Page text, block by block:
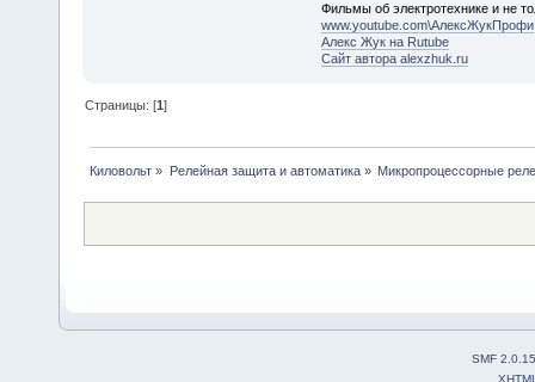
Фильмы об электротехнике и не
www.youtube.com\АлексЖукПрофи
Алекс Жук на Rutube
Сайт автора alexzhuk.ru
Страницы: [1]
Киловольт » Релейная защита и автоматика» Микропроцессорные реле
SMF 2.0.15